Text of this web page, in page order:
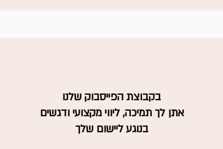
בקבוצת הפייסבוק שלנו
אתן לך תמיכה, ליווי מקצועי ודגשים
בנוגע ליישום שלך